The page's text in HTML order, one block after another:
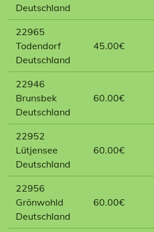
Deutschland
22965
Todendorf
Deutschland
45.00€
22946
Brunsbek
Deutschland
60.00€
22952
Lütjensee
Deutschland
60.00€
22956
Grönwohld
Deutschland
60.00€